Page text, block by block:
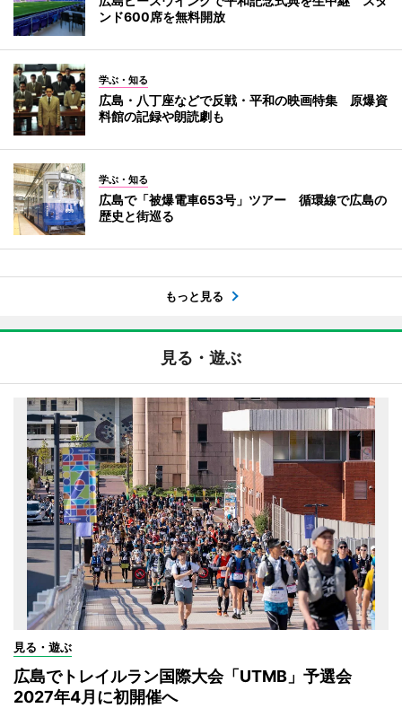
ンド600席を無料開放
学ぶ・知る
広島・八丁座などで反戦・平和の映画特集 原爆資
料館の記録や朗読劇も
学ぶ・知る
広島で「被爆電車653号」ツアー 循環線で広島の
歴史と街巡る
もっと見る
見る・遊ぶ
見る・遊ぶ
広島でトレイルラン国際大会「UTMB」予選会
2027年4月に初開催へ